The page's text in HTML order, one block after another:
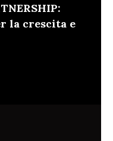
la crescita e